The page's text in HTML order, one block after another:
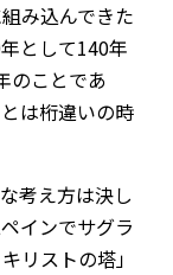
み込んできた
として140年
のことであ
は桁違いの時
考え方は決し
インでサグラ
リストの塔」